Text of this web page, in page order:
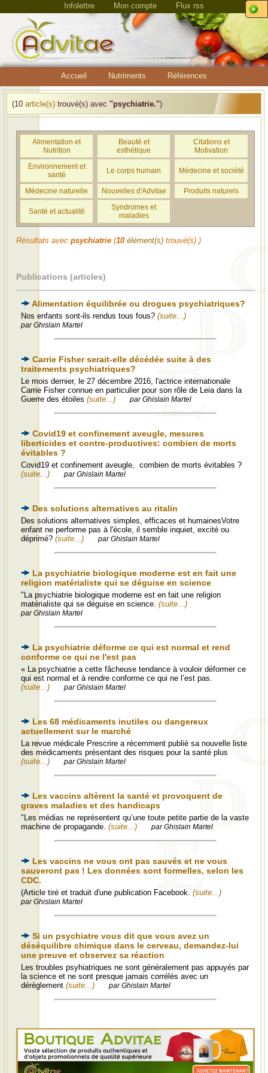
Infolettre Mon compte Flux rss
Accueil Nutriments Références
(10 article(s) trouvé(s) avec "psychiatrie.")
Alimentation et
Nutrition
Beauté et
esthétique
Citations et
Motivation
Environnement et
santé
Le corps humain Médecine et société
Médecine naturelle Nouvelles d'Advitae Produits naturels
Santé et actualité
Syndromes et
maladies
Résultats avec psychiatrie (10 élément(s) trouvé(s) )
Publications (articles)
Alimentation équilibrée ou drogues psychiatriques?
Nos enfants sont-ils rendus tous fous? (suite...)
par Ghislain Martel
Carrie Fisher serait-elle décédée suite à des
traitements psychiatriques?
Le mois dernier, le 27 décembre 2016, l'actrice internationale
Carrie Fisher connue en particulier pour son rôle de Leia dans la
Guerre des étoiles (suite...) par Ghislain Martel
Covid19 et confinement aveugle, mesures
liberticides et contre-productives: combien de morts
évitables ?
Covid19 et confinement aveugle, combien de morts évitables ?
(suite...)
par Ghislain Martel
Des solutions alternatives au ritalin
Des solutions alternatives simples, efficaces et humainesVotre
enfant ne performe pas à l'école, il semble inquiet, excité ou
déprimé? (suite...) par Ghislain Martel
La psychiatrie biologique moderne est en fait une
religion matérialiste qui se déguise en science
"La psychiatrie biologique moderne est en fait une religion
matérialiste qui se déguise en science. (suite...)
par Ghislain Martel
La psychiatrie déforme ce qui est normal et rend
conforme ce qui ne l'est pas
« La psychiatrie a cette fâcheuse tendance à vouloir déformer ce
qui est normal et à rendre conforme ce qui ne l’est pas.
(suite...)
par Ghislain Martel
Les 68 médicaments inutiles ou dangereux
actuellement sur le marché
La revue médicale Prescrire a récemment publié sa nouvelle liste
des médicaments présentant des risques pour la santé plus
(suite...)
par Ghislain Martel
Les vaccins altèrent la santé et provoquent de
graves maladies et des handicaps
"Les médias ne représentent qu’une toute petite partie de la vaste
machine de propagande. (suite...) par Ghislain Martel
Les vaccins ne vous ont pas sauvés et ne vous
sauveront pas ! Les données sont formelles, selon les
CDC.
(Article tiré et traduit d'une publication Facebook. (suite...)
par Ghislain Martel
Si un psychiatre vous dit que vous avez un
déséquilibre chimique dans le cerveau, demandez-lui
une preuve et observez sa réaction
Les troubles psyhiatriques ne sont généralement pas appuyés par
la science et ne sont presque jamais corrélés avec un
dérèglement (suite...) par Ghislain Martel